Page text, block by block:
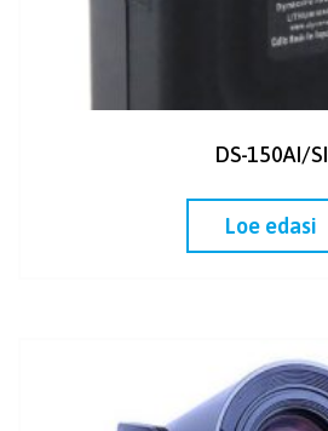
DS-150AI/SI
Loe edasi